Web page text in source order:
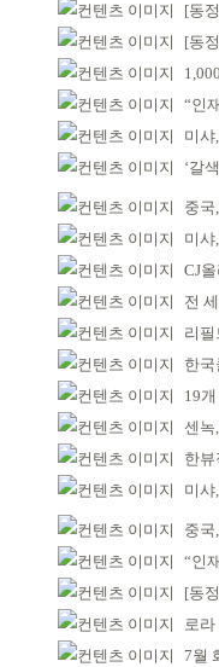
[동정]
[동정
“인
미샤,
‘갈색
중국,
미샤,
CJ올
전
리필
한국
19개
센녹
한뷰
미샤,
중국,
“인
[동정
로라
7월